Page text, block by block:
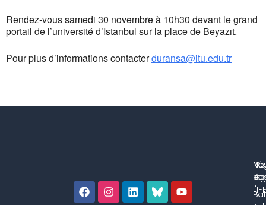
Rendez-vous samedi 30 novembre à 10h30 devant le grand
portail de l’université d’Istanbul sur la place de Beyazıt.
Pour plus d’informations contacterduransa@itu.edu.tr
et